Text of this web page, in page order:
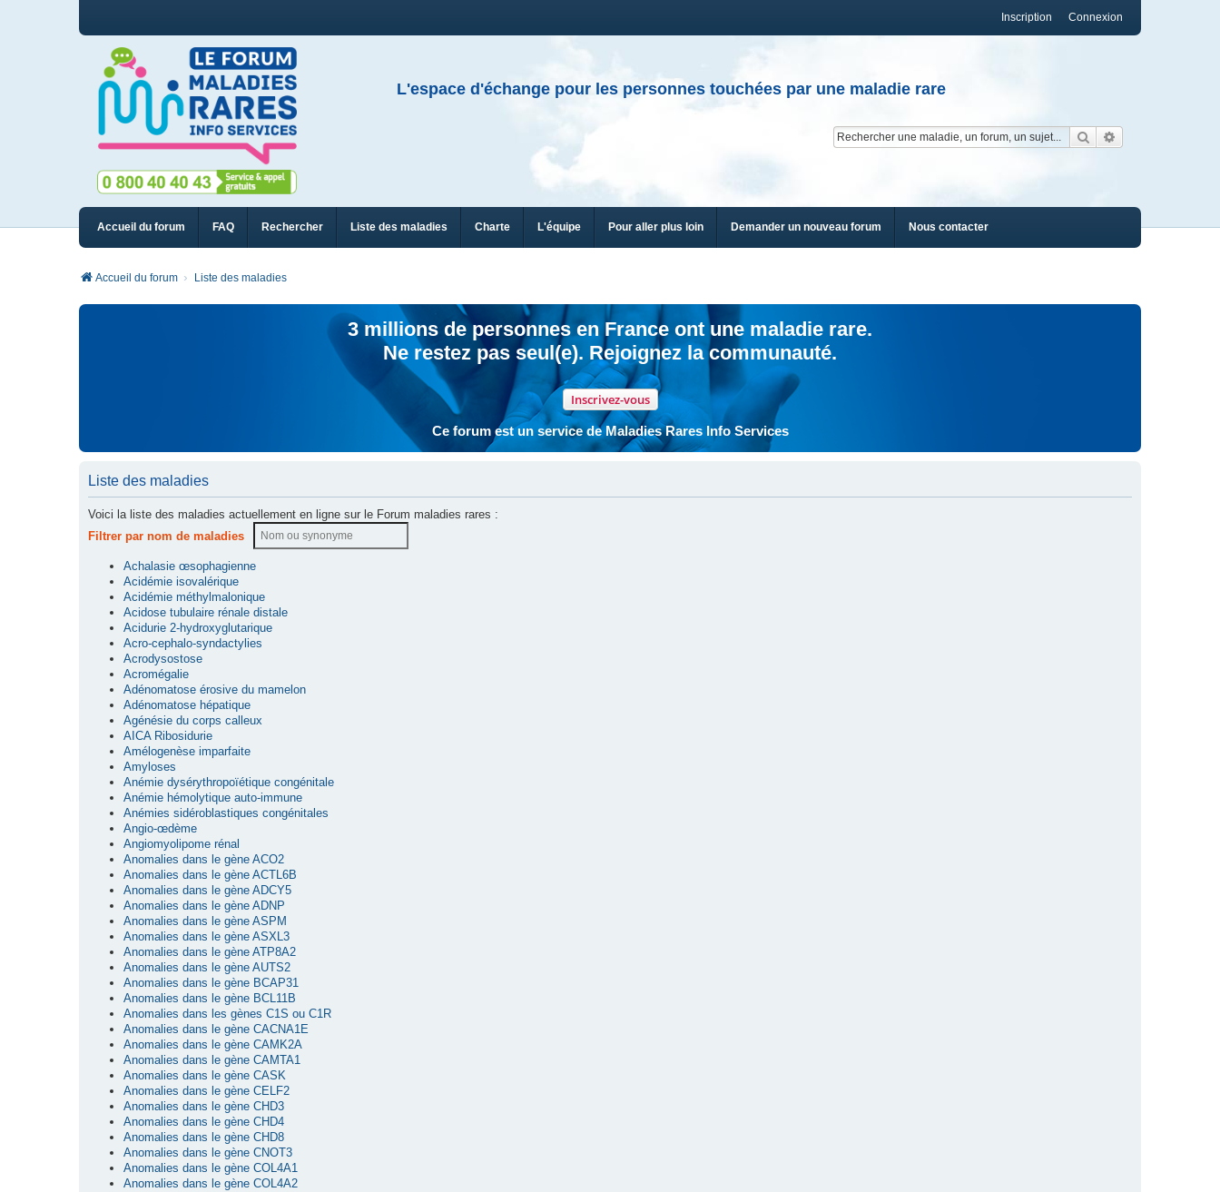
Connexion
Inscription
L'espace d'échange pour les personnes touchées par une maladie rare
Rechercher
Accueil du forum FAQ Rechercher Liste des maladies Charte L'équipe Pour aller plus loin Demander un nouveau forum Nous contacter
Accueil du forum Liste des maladies
3 millions de personnes en France ont une maladie rare.
Ne restez pas seul(e). Rejoignez la communauté.
Inscrivez-vous
Ce forum est un service de Maladies Rares Info Services
Liste des maladies
Voici la liste des maladies actuellement en ligne sur le Forum maladies rares :
Filtrer par nom de maladies
Achalasie œsophagienne
Acidémie isovalérique
Acidémie méthylmalonique
Acidose tubulaire rénale distale
Acidurie 2-hydroxyglutarique
Acro-cephalo-syndactylies
Acrodysostose
Acromégalie
Adénomatose érosive du mamelon
Adénomatose hépatique
Agénésie du corps calleux
AICA Ribosidurie
Amélogenèse imparfaite
Amyloses
Anémie dysérythropoïétique congénitale
Anémie hémolytique auto-immune
Anémies sidéroblastiques congénitales
Angio-œdème
Angiomyolipome rénal
Anomalies dans le gène ACO2
Anomalies dans le gène ACTL6B
Anomalies dans le gène ADCY5
Anomalies dans le gène ADNP
Anomalies dans le gène ASPM
Anomalies dans le gène ASXL3
Anomalies dans le gène ATP8A2
Anomalies dans le gène AUTS2
Anomalies dans le gène BCAP31
Anomalies dans le gène BCL11B
Anomalies dans les gènes C1S ou C1R
Anomalies dans le gène CACNA1E
Anomalies dans le gène CAMK2A
Anomalies dans le gène CAMTA1
Anomalies dans le gène CASK
Anomalies dans le gène CELF2
Anomalies dans le gène CHD3
Anomalies dans le gène CHD4
Anomalies dans le gène CHD8
Anomalies dans le gène CNOT3
Anomalies dans le gène COL4A1
Anomalies dans le gène COL4A2